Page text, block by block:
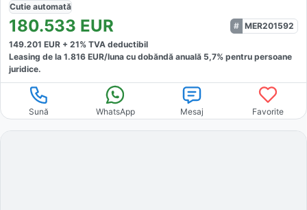
Cutie automată
180.533 EUR
MER201592
149.201 EUR + 21% TVA deductibil
Leasing de la 1.816 EUR/luna cu dobăndă anuală 5,7% pentru persoane
juridice.
Sună WhatsApp Mesaj Favorite